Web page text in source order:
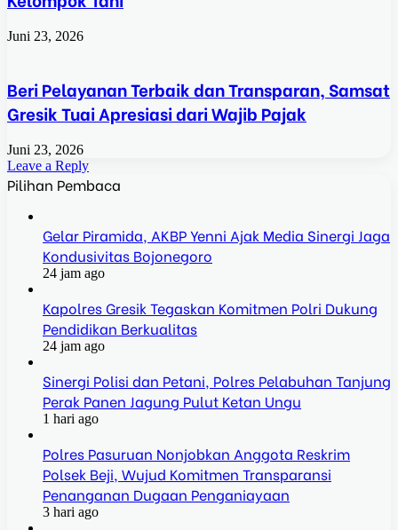
Juni 23, 2026
Beri Pelayanan Terbaik dan Transparan, Samsat
Gresik Tuai Apresiasi dari Wajib Pajak
Juni 23, 2026
Leave a Reply
Pilihan Pembaca
Gelar Piramida, AKBP Yenni Ajak Media Sinergi Jaga
Kondusivitas Bojonegoro
24 jam ago
Kapolres Gresik Tegaskan Komitmen Polri Dukung
Pendidikan Berkualitas
24 jam ago
Sinergi Polisi dan Petani, Polres Pelabuhan Tanjung
Perak Panen Jagung Pulut Ketan Ungu
1 hari ago
Polres Pasuruan Nonjobkan Anggota Reskrim
Polsek Beji, Wujud Komitmen Transparansi
Penanganan Dugaan Penganiayaan
3 hari ago